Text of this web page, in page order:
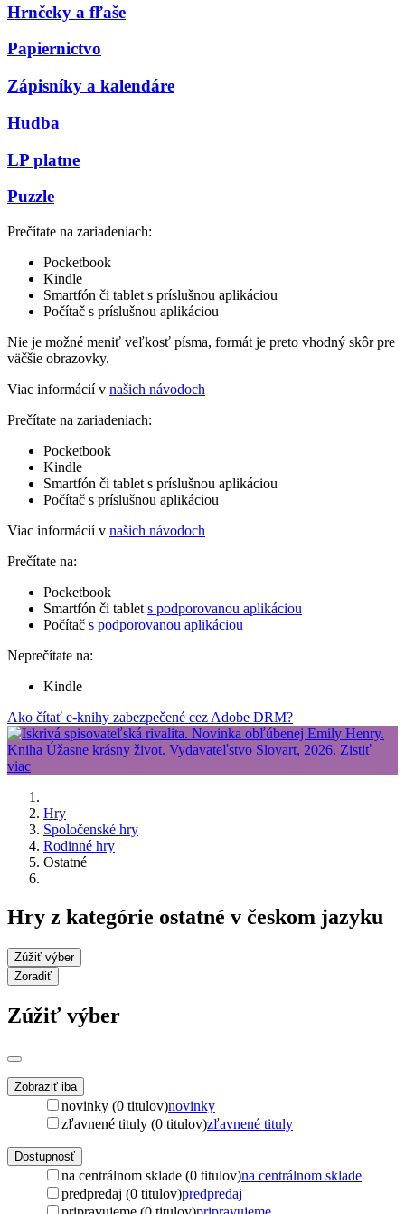
Hrnčeky a fľaše
Papiernictvo
Zápisníky a kalendáre
Hudba
LP platne
Puzzle
Prečítate na zariadeniach:
Pocketbook
Kindle
Smartfón či tablet s príslušnou aplikáciou
Počítač s príslušnou aplikáciou
Nie je možné meniť veľkosť písma, formát je preto vhodný skôr pre
väčšie obrazovky.
Viac informácií v našich návodoch
Prečítate na zariadeniach:
Pocketbook
Kindle
Smartfón či tablet s príslušnou aplikáciou
Počítač s príslušnou aplikáciou
Viac informácií v našich návodoch
Prečítate na:
Pocketbook
Smartfón či tablet s podporovanou aplikáciou
Počítač s podporovanou aplikáciou
Neprečítate na:
Kindle
Ako čítať e-knihy zabezpečené cez Adobe DRM?
Hry
Spoločenské hry
Rodinné hry
Ostatné
Hry z kategórie ostatné v českom jazyku
Zúžiť výber
Zoradiť
Zúžiť výber
Zobraziť iba
novinky (0 titulov)novinky
zľavnené tituly (0 titulov)zľavnené tituly
Dostupnosť
na centrálnom sklade (0 titulov)na centrálnom sklade
predpredaj (0 titulov)predpredaj